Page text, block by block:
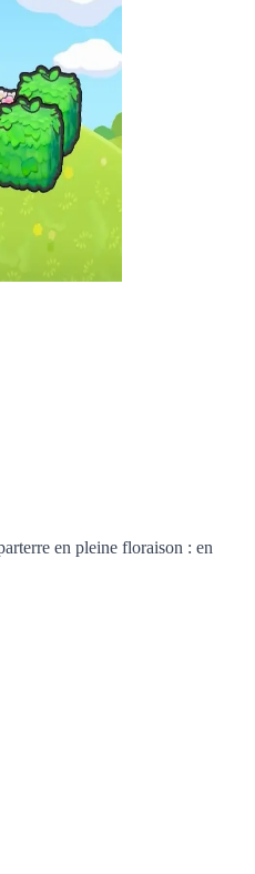
en pleine floraison : en